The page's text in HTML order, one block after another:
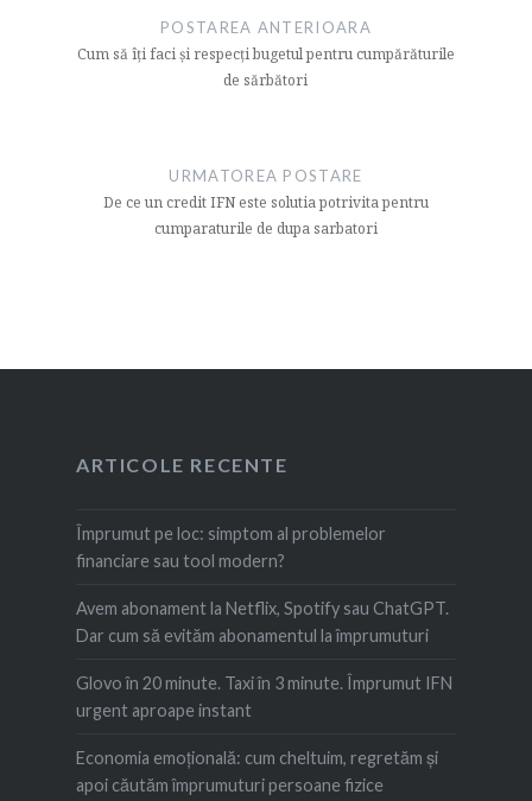
POSTAREA ANTERIOARA
Cum să îți faci și respecți bugetul pentru cumpărăturile
de sărbători
URMATOREA POSTARE
De ce un credit IFN este solutia potrivita pentru
cumparaturile de dupa sarbatori
ARTICOLE RECENTE
Împrumut pe loc: simptom al problemelor
financiare sau tool modern?
Avem abonament la Netflix, Spotify sau ChatGPT.
Dar cum să evităm abonamentul la împrumuturi
Glovo în 20 minute. Taxi în 3 minute. Împrumut IFN
urgent aproape instant
Economia emoțională: cum cheltuim, regretăm şi
apoi căutăm împrumuturi persoane fizice